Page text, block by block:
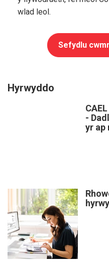
wlad leol.
Sefydlu
Hyrwyddo
-
yr ap